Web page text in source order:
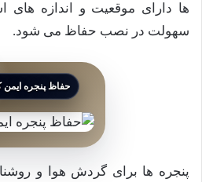
ها دارای موقعیت و اندازه های
سهولت در نصب حفاظ می شود.
حفاظ پنجره
پنجره ها برای گردش هوا و